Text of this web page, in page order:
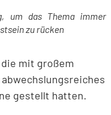
um das Thema immer
zu rücken
mit großem
gestellt hatten.